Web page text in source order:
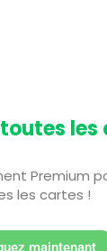
les
Premium
les cartes !
maintenant